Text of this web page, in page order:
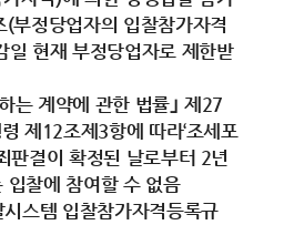
부정당업자의 입찰참가자격
일 현재 부정당업자로 제한받
는 계약에 관한 법률｣ 제27
제12조제3항에 따라‘조세포
판결이 확정된 날로부터 2년
입찰에 참여할 수 없음
스템 입찰참가자격등록규